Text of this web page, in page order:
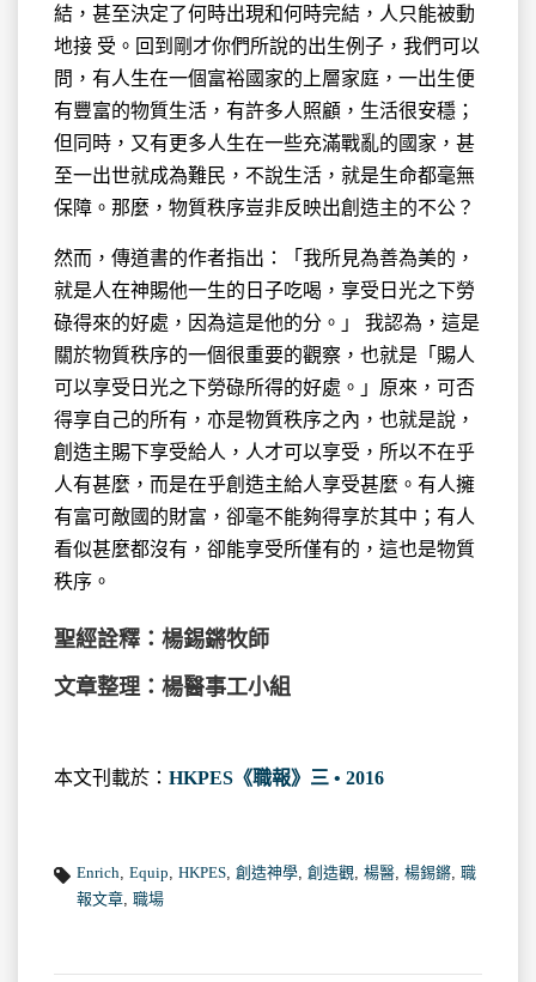
結，甚至決定了何時出現和何時完結，人只能被動
地接 受。回到剛才你們所說的出生例子，我們可以
問，有人生在一個富裕國家的上層家庭，一出生便
有豐富的物質生活，有許多人照顧，生活很安穩；
但同時，又有更多人生在一些充滿戰亂的國家，甚
至一出世就成為難民，不說生活，就是生命都毫無
保障。那麼，物質秩序豈非反映出創造主的不公？
然而，傳道書的作者指出：「我所見為善為美的，
就是人在神賜他一生的日子吃喝，享受日光之下勞
碌得來的好處，因為這是他的分。」 我認為，這是
關於物質秩序的一個很重要的觀察，也就是「賜人
可以享受日光之下勞碌所得的好處。」原來，可否
得享自己的所有，亦是物質秩序之內，也就是說，
創造主賜下享受給人，人才可以享受，所以不在乎
人有甚麼，而是在乎創造主給人享受甚麼。有人擁
有富可敵國的財富，卻毫不能夠得享於其中；有人
看似甚麼都沒有，卻能享受所僅有的，這也是物質
秩序。
聖經詮釋：楊錫鏘牧師
文章整理：楊醫事工小組
本文刊載於： HKPES《職報》三 • 2016
Enrich, Equip, HKPES, 創造神學, 創造觀, 楊醫, 楊錫鏘, 職
報文章, 職場